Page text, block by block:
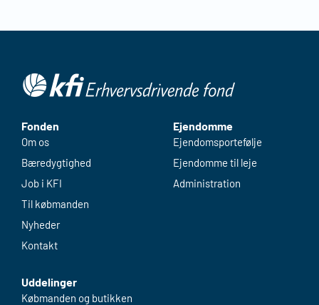
Fonden
Om os
Bæredygtighed
Job i KFI
Til købmanden
Nyheder
Kontakt
Uddelinger
Købmanden og butikken
Ejendomme
Ejendomsportefølje
Ejendomme til leje
Administration